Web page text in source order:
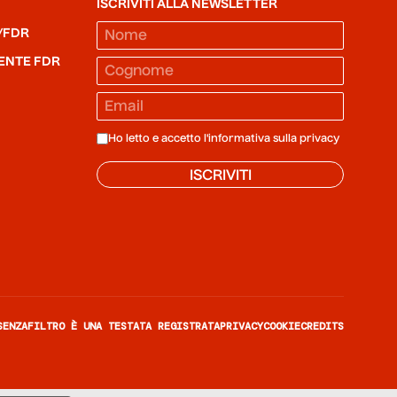
FDR
FDR
ISCRIVITI ALLA NEWSLETTER
Ho letto e accetto l'informativa sulla privacy
ISCRIVITI
È UNA TESTATA REGISTRATAPRIVACYCOOKIECREDITS